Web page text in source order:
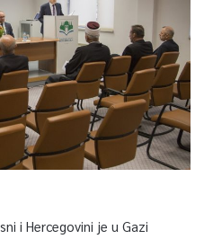
i Hercegovini je u Gazi